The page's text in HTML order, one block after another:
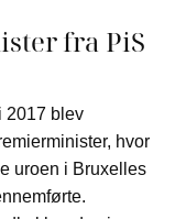
fra PiS
2017 blev
hvor
uroen i Bruxelles